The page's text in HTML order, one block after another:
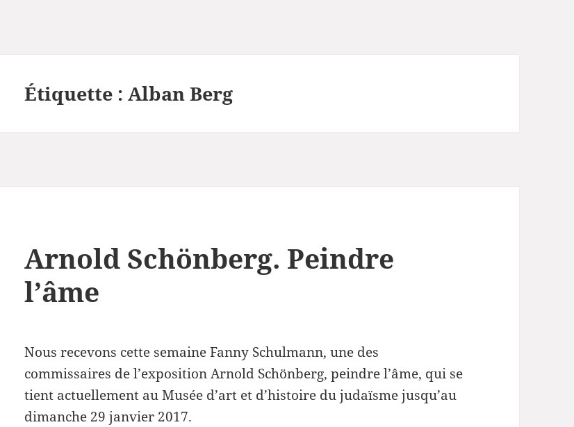
Étiquette :Alban Berg
Arnold Schönberg. Peindre
l’âme
Nous recevons cette semaine Fanny Schulmann, une des
commissaires de l’exposition Arnold Schönberg, peindre l’âme, qui se
tient actuellement au Musée d’art et d’histoire du judaïsme jusqu’au
dimanche 29 janvier 2017.